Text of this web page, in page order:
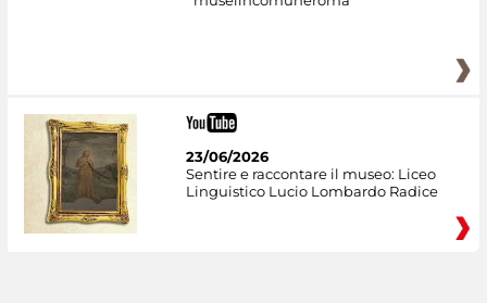
23/06/2026
Sentire e raccontare il museo: Liceo
Linguistico Lucio Lombardo Radice